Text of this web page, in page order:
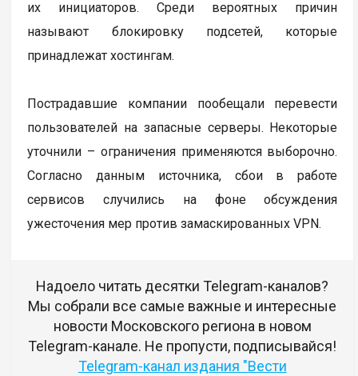
их инициаторов. Среди вероятных причин
называют блокировку подсетей, которые
принадлежат хостингам.
Пострадавшие компании пообещали перевести
пользователей на запасные серверы. Некоторые
уточнили – ограничения применяются выборочно.
Согласно данным источника, сбои в работе
сервисов случились на фоне обсуждения
ужесточения мер против замаскированных VPN.
Надоело читать десятки Telegram-каналов?
Мы собрали все самые важные и интересные
новости Московского региона в новом
Telegram-канале. Не пропусти, подписывайся!
Telegram-канал издания "Вести